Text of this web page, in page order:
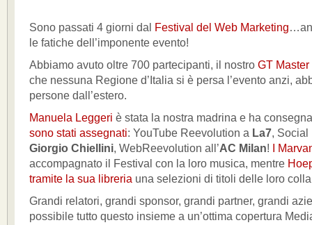
Sono passati 4 giorni dal Festival del Web Marketing
le fatiche dell’imponente evento!
Abbiamo avuto oltre 700 partecipanti, il nostro GT
che nessuna Regione d’Italia si è persa l’evento anzi,
persone dall’estero.
Manuela Leggeri è stata la nostra madrina e ha
sono stati assegnati: YouTube Reevolution a La7, Social
Giorgio Chiellini, WebReevolution all’AC Milan!
I
accompagnato il Festival con la loro musica, mentre
tramite la sua libreria una selezioni di titoli delle loro
Grandi relatori, grandi sponsor, grandi partner, grandi
possibile tutto questo insieme a un’ottima copertura